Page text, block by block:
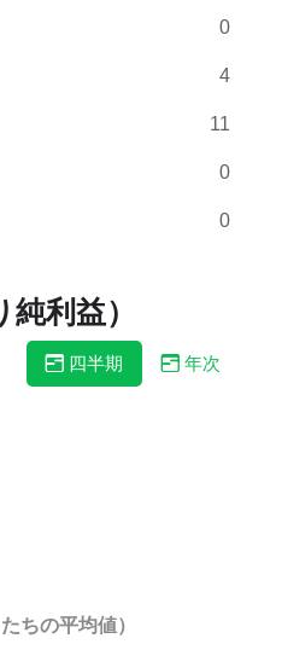
0
4
11
0
0
利益）
四半期 年次
ちの平均値）